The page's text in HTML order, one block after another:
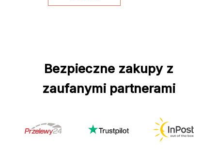
Bezpieczne zakupy z
zaufanymi partnerami